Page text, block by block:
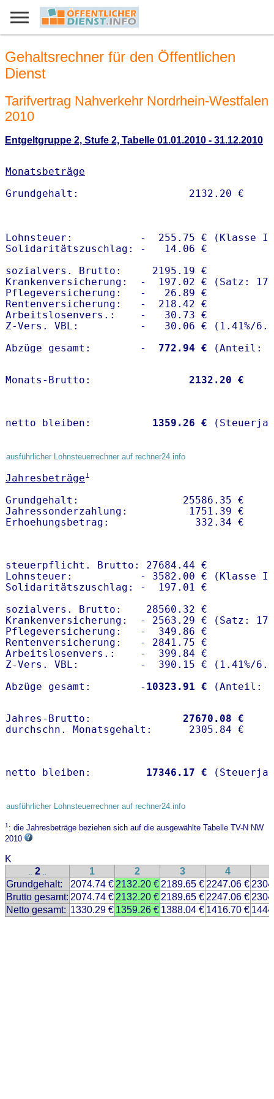
Gehaltsrechner für den Öffentlichen
Dienst
Tarifvertrag Nahverkehr Nordrhein-Westfalen
2010
Entgeltgruppe 2, Stufe 2, Tabelle 01.01.2010 - 31.12.2010
Monatsbeträge
Lohnsteuer:           -  255.75 € (Klasse I)
Solidaritätszuschlag: -   14.06 €
sozialvers. Brutto:     2195.19 €
Krankenversicherung:  -  197.02 € (Satz:
Pflegeversicherung:   -   26.89 €
Rentenversicherung:   -  218.42 €
Arbeitslosenvers.:    -   30.73 €
Z-Vers. VBL:          -   30.06 € ( 1.41%/
Abzüge gesamt:        -
  772.94 €
Monats-Brutto: 2132.20 €
netto bleiben: 1359.26 €
ausführlicher Lohnsteuerrechner auf rechner24.info
Jahresbeträge1
Grundgehalt:                 25586.35 €
Jahressonderzahlung:          1751.39 €
steuerpflicht. Brutto: 27684.44 €
Lohnsteuer:           - 3582.00 € (Klasse I)
Solidaritätszuschlag: -  197.01 €
sozialvers. Brutto:    28560.32 €
Krankenversicherung:  - 2563.29 € (Satz:
Pflegeversicherung:   -  349.86 €
Rentenversicherung:   - 2841.75 €
Arbeitslosenvers.:    -  399.84 €
Z-Vers. VBL:          -  390.15 € ( 1.41%/
Abzüge gesamt:        - 10323.91 €
Jahres-Brutto: 27670.08 €
netto bleiben: 17346.17 €
ausführlicher Lohnsteuerrechner auf rechner24.info
1: die Jahresbeträge beziehen sich auf die ausgewählte Tabelle TV-N NW
2010
K
.. 2 .. 1 2 3 4
Grundgehalt:
2074.74 € 2132.20 € 2189.65 € 2247.06 €
Brutto gesamt: 2074.74 € 2132.20 € 2189.65 € 2247.06 €
Netto gesamt: 1330.29 € 1359.26 € 1388.04 € 1416.70 €